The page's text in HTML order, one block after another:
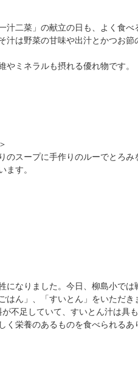
二菜」の献立の日も、よく食べ
は野菜の甘味や出汁とかつお節
ミネラルも摂れる優れ物です。
スープに手作りのルーでとろみ
ます。
になりました。今日、柳島小で
ん」、「すいとん」をいただき
不足していて、すいとん汁は具
栄養のあるものを食べられるあ